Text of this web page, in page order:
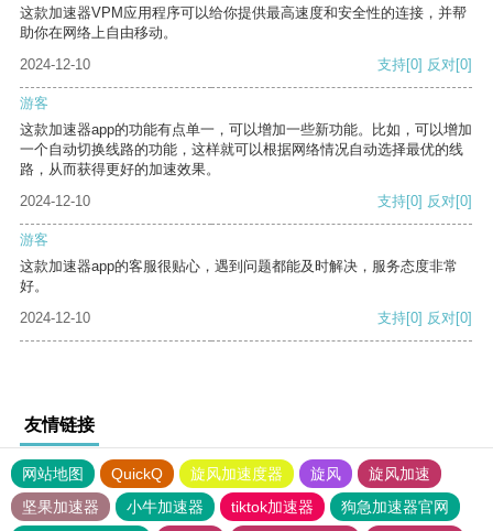
这款加速器VPM应用程序可以给你提供最高速度和安全性的连接，并帮
助你在网络上自由移动。
2024-12-10
支持[0] 反对[0]
游客
这款加速器app的功能有点单一，可以增加一些新功能。比如，可以增加
一个自动切换线路的功能，这样就可以根据网络情况自动选择最优的线
路，从而获得更好的加速效果。
2024-12-10
支持[0] 反对[0]
游客
这款加速器app的客服很贴心，遇到问题都能及时解决，服务态度非常
好。
2024-12-10
支持[0] 反对[0]
友情链接
网站地图 QuickQ 旋风加速度器 旋风
旋风加速
坚果加速器
小牛加速器 tiktok加速器 狗急加速器官网